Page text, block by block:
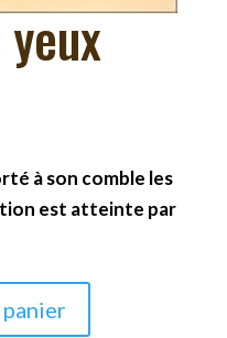
yeux
à son comble les
est atteinte par